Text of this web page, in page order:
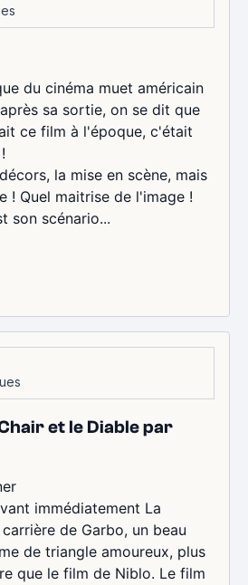
du cinéma muet américain
sa sortie, on se dit que
ce film à l'époque, c'était
la mise en scène, mais
! Quel maitrise de l'image !
son scénario...
et le Diable par
immédiatement La
de Garbo, un beau
de triangle amoureux, plus
que le film de Niblo. Le film